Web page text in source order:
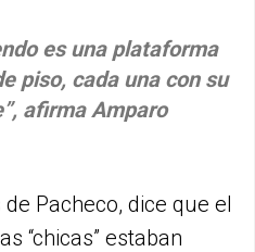
es una plataforma
piso, cada una con su
afirma Amparo
Pacheco, dice que el
“chicas” estaban